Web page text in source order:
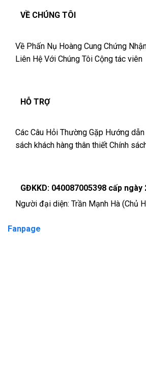
VỀ CHÚNG TÔI
Về Phấn Nụ Hoàng Cung Chứng
Liên Hệ Với Chúng Tôi Cộng tác viên
HỖ TRỢ
Các Câu Hỏi Thường Gặp Hướng dẫn
sách khách hàng thân thiết Chính
GĐKKD: 040087005398 cấp
Người đại diện: Trần Mạnh Hà (Chủ
Fanpage